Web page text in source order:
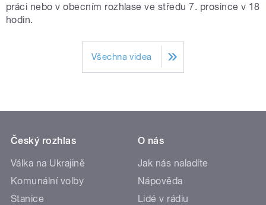
práci nebo v obecním rozhlase ve středu 7. prosince v 18
hodin.
Všechna videa
Český rozhlas
Válka na Ukrajině
Komunální volby
Stanice
O nás
Jak nás naladíte
Nápověda
Lidé v rádiu